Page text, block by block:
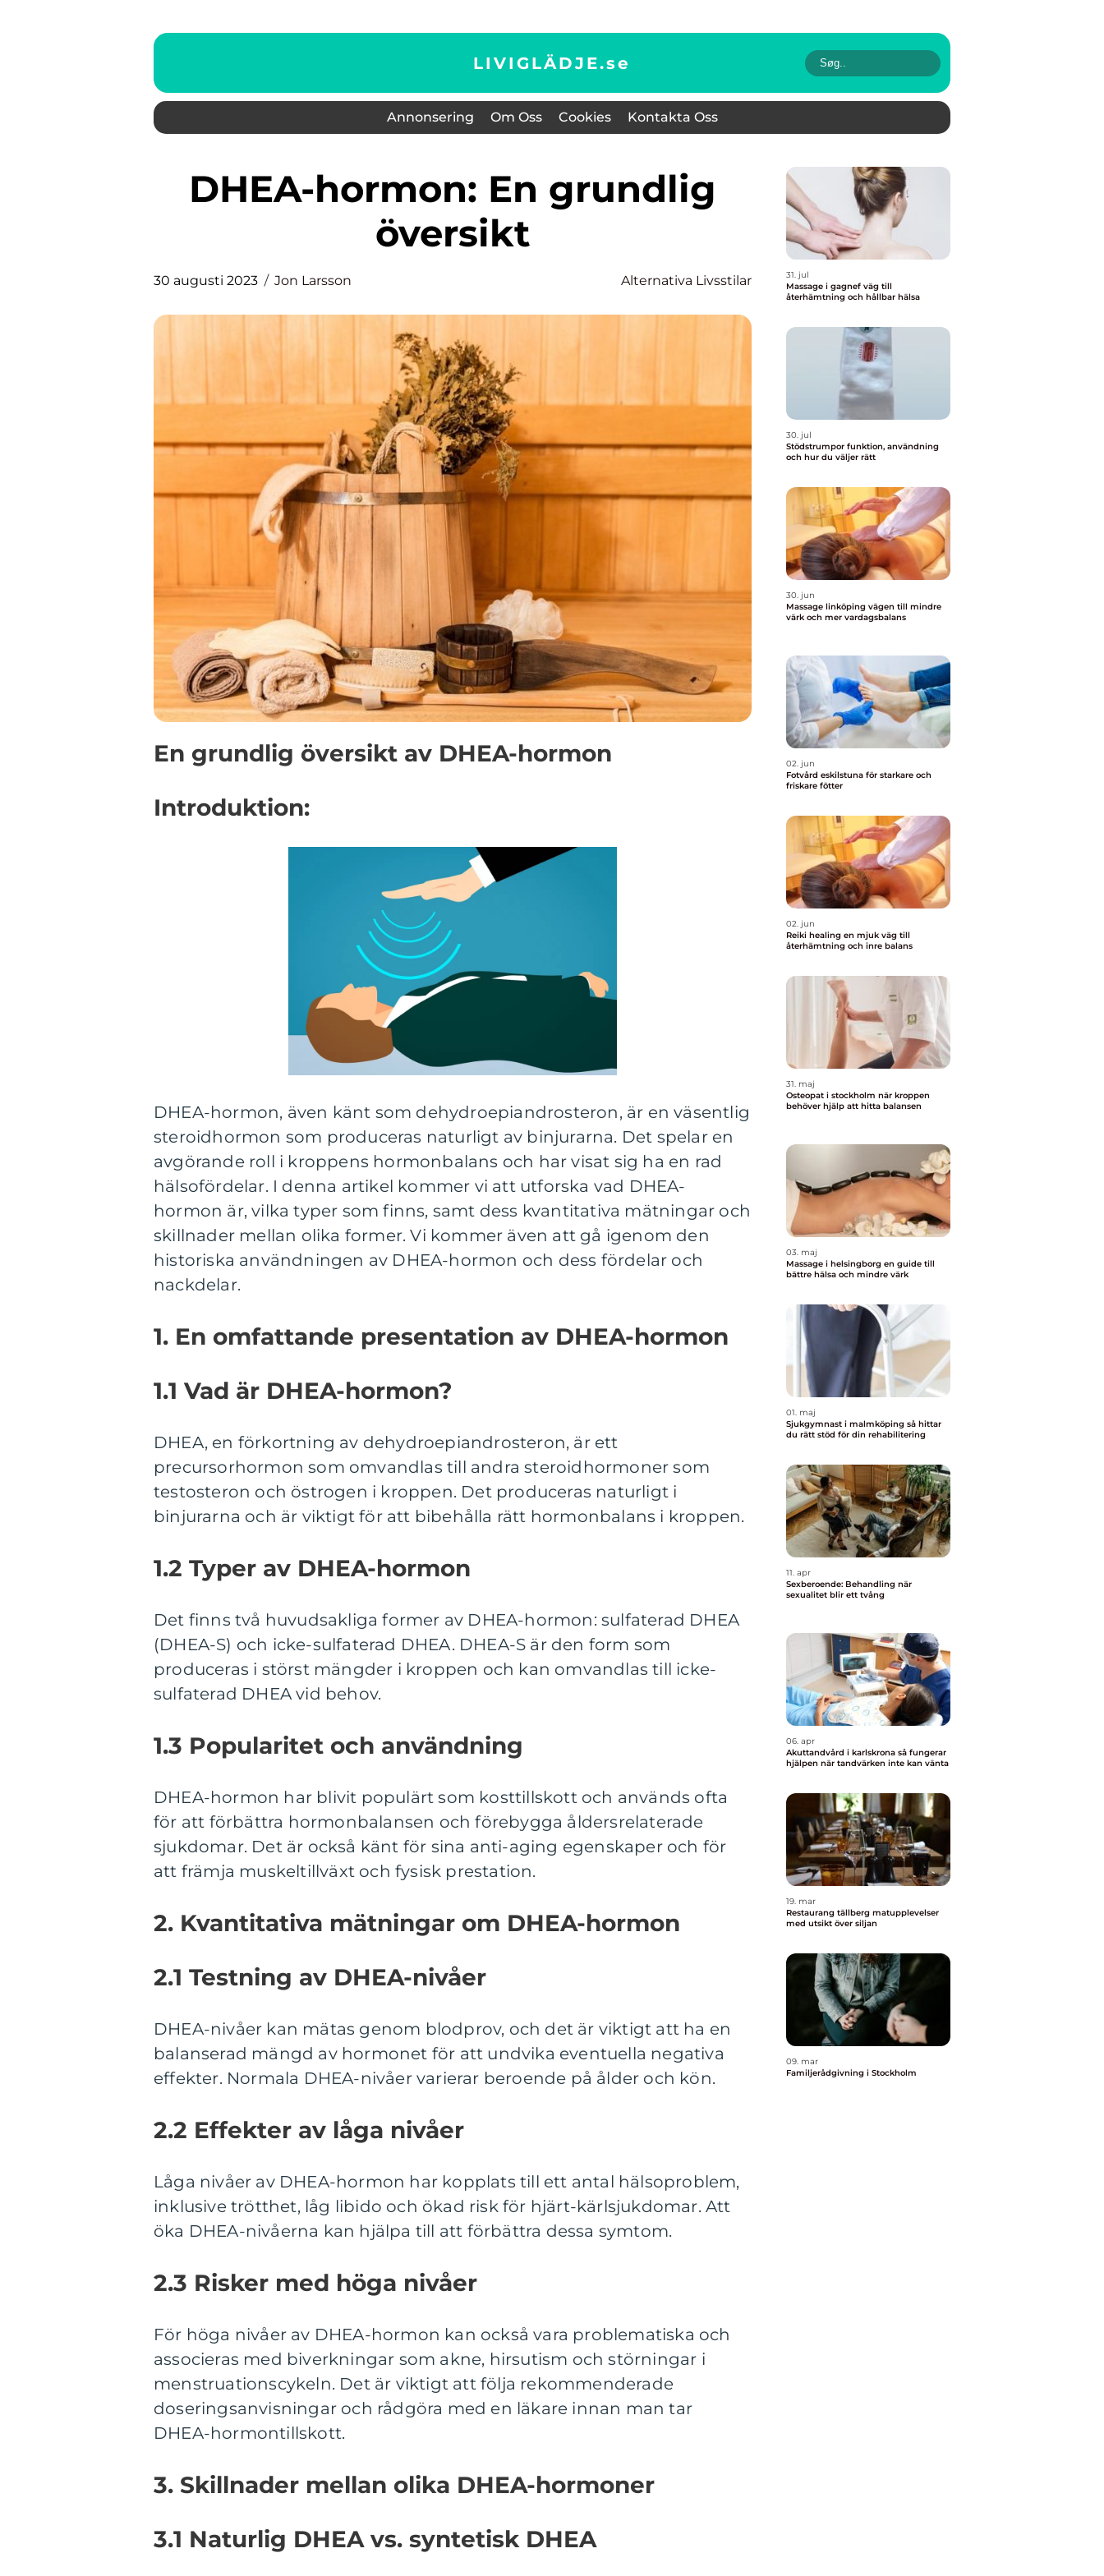
LIVIGLÄDJE.se
Annonsering Om Oss Cookies Kontakta Oss
DHEA-hormon: En grundlig
översikt
30 augusti 2023 Jon Larsson Alternativa Livsstilar
En grundlig översikt av DHEA-hormon
Introduktion:
DHEA-hormon, även känt som dehydroepiandrosteron, är en väsentlig
steroidhormon som produceras naturligt av binjurarna. Det spelar en
avgörande roll i kroppens hormonbalans och har visat sig ha en rad
hälsofördelar. I denna artikel kommer vi att utforska vad DHEA-
hormon är, vilka typer som finns, samt dess kvantitativa mätningar och
skillnader mellan olika former. Vi kommer även att gå igenom den
historiska användningen av DHEA-hormon och dess fördelar och
nackdelar.
1. En omfattande presentation av DHEA-hormon
1.1 Vad är DHEA-hormon?
DHEA, en förkortning av dehydroepiandrosteron, är ett
precursorhormon som omvandlas till andra steroidhormoner som
testosteron och östrogen i kroppen. Det produceras naturligt i
binjurarna och är viktigt för att bibehålla rätt hormonbalans i kroppen.
1.2 Typer av DHEA-hormon
Det finns två huvudsakliga former av DHEA-hormon: sulfaterad DHEA
(DHEA-S) och icke-sulfaterad DHEA. DHEA-S är den form som
produceras i störst mängder i kroppen och kan omvandlas till icke-
sulfaterad DHEA vid behov.
1.3 Popularitet och användning
DHEA-hormon har blivit populärt som kosttillskott och används ofta
för att förbättra hormonbalansen och förebygga åldersrelaterade
sjukdomar. Det är också känt för sina anti-aging egenskaper och för
att främja muskeltillväxt och fysisk prestation.
2. Kvantitativa mätningar om DHEA-hormon
2.1 Testning av DHEA-nivåer
DHEA-nivåer kan mätas genom blodprov, och det är viktigt att ha en
balanserad mängd av hormonet för att undvika eventuella negativa
effekter. Normala DHEA-nivåer varierar beroende på ålder och kön.
2.2 Effekter av låga nivåer
Låga nivåer av DHEA-hormon har kopplats till ett antal hälsoproblem,
inklusive trötthet, låg libido och ökad risk för hjärt-kärlsjukdomar. Att
öka DHEA-nivåerna kan hjälpa till att förbättra dessa symtom.
2.3 Risker med höga nivåer
För höga nivåer av DHEA-hormon kan också vara problematiska och
associeras med biverkningar som akne, hirsutism och störningar i
menstruationscykeln. Det är viktigt att följa rekommenderade
doseringsanvisningar och rådgöra med en läkare innan man tar
DHEA-hormontillskott.
3. Skillnader mellan olika DHEA-hormoner
3.1 Naturlig DHEA vs. syntetisk DHEA
31. jul
Massage i gagnef väg till
återhämtning och hållbar hälsa
30. jul
Stödstrumpor funktion, användning
och hur du väljer rätt
30. jun
Massage linköping vägen till mindre
värk och mer vardagsbalans
02. jun
Fotvård eskilstuna för starkare och
friskare fötter
02. jun
Reiki healing en mjuk väg till
återhämtning och inre balans
31. maj
Osteopat i stockholm när kroppen
behöver hjälp att hitta balansen
03. maj
Massage i helsingborg en guide till
bättre hälsa och mindre värk
01. maj
Sjukgymnast i malmköping så hittar
du rätt stöd för din rehabilitering
11. apr
Sexberoende: Behandling när
sexualitet blir ett tvång
06. apr
Akuttandvård i karlskrona så fungerar
hjälpen när tandvärken inte kan vänta
19. mar
Restaurang tällberg matupplevelser
med utsikt över siljan
09. mar
Familjerådgivning i Stockholm